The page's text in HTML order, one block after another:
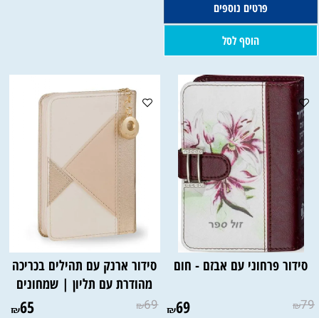
פרטים נוספים
הוסף לסל
סידור פרחוני עם אבזם - חום
₪79
₪69
סידור ארנק עם תהילים בכריכה
מהודרת עם תליון | שמחונים
₪69
₪65